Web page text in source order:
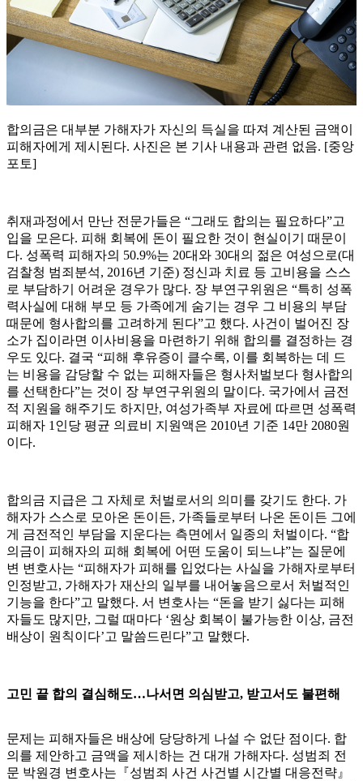
합의금은 대부분 가해자가 자신의 득실을 따져 계산된 금액이
피해자에게 제시된다. 사진은 본 기사 내용과 관련 없음. [중앙
포토]
취재과정에서 만난 전문가들은 “그래도 합의는 필요하다”고
입을 모은다. 피해 회복에 돈이 필요한 것이 현실이기 때문이
다. 성폭력 피해자의 50.9%는 20대와 30대의 젊은 여성으로(대
검찰청 범죄분석, 2016년 기준) 정신과 치료 등 고비용을 스스
로 부담하기 어려운 경우가 많다. 장 부연구위원은 “특히 성폭
력사실에 대해 부모 등 가족에게 숨기는 경우 그 비용의 부담
때문에 형사합의를 고려하게 된다”고 했다. 사건이 벌어진 장
소가 집이라면 이사비용을 마련하기 위해 합의를 결정하는 경
우도 있다. 결국 “피해 후유증이 클수록, 이를 회복하는 데 드
는 비용을 감당할 수 없는 피해자들은 형사처벌보다 형사합의
를 선택한다”는 것이 장 부연구위원의 말이다. 국가에서 금전
적 지원을 해주기도 하지만, 여성가족부 자료에 따르면 성폭력
피해자 1인당 평균 의료비 지원액은 2010년 기준 14만 2080원
이다.
합의금 지급은 그 자체로 처벌로서의 의미를 갖기도 한다. 가
해자가 스스로 모아온 돈이든, 가족들로부터 나온 돈이든 그에
게 금전적인 부담을 지운다는 측면에서 일종의 처벌이다. “합
의금이 피해자의 피해 회복에 어떤 도움이 되느냐”는 질문에
변 변호사는 “피해자가 피해를 입었다는 사실을 가해자로부터
인정받고, 가해자가 재산의 일부를 내어놓음으로서 처벌적인
기능을 한다”고 말했다. 서 변호사는 “돈을 받기 싫다는 피해
자들도 많지만, 그럴 때마다 ‘원상 회복이 불가능한 이상, 금전
배상이 원칙이다’고 말씀드린다”고 말했다.
고민 끝 합의 결심해도…나서면 의심받고, 받고서도 불편해
문제는 피해자들은 배상에 당당하게 나설 수 없단 점이다. 합
의를 제안하고 금액을 제시하는 건 대개 가해자다. 성범죄 전
문 박원경 변호사는『성범죄 사건 사건별 시간별 대응전략』